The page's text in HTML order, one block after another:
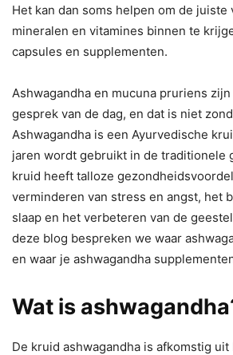
Het kan dan soms helpen om de
mineralen en vitamines binnen te
capsules en supplementen.
Ashwagandha en mucuna pruriens
gesprek van de dag, en dat is niet
Ashwagandha is een Ayurvedische
jaren wordt gebruikt in de traditionele
kruid heeft talloze
verminderen van stress en angst, het
slaap en het verbeteren van de
deze blog bespreken we waar
en waar je ashwagandha
Wat is
De kruid ashwagandha is afkomstig